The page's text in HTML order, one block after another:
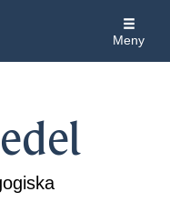
Meny